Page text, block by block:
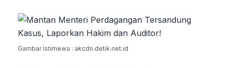
Gambar Istimewa : akcdn.detik.net.id